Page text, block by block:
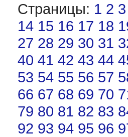
Страницы: 1 2 3
14 15 16 17 18
27 28 29 30 31
40 41 42 43 44
53 54 55 56 57
66 67 68 69 70
79 80 81 82 83
92 93 94 95 96